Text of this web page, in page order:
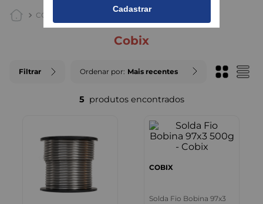
COBIX
cobix
Filtrar Ordenar por Mais recentes
5
COBIX
Solda Fio Bobina 97x3
Cadastrar